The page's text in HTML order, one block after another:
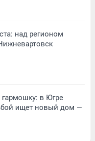
над регионом
в Югре
ищет новый дом —